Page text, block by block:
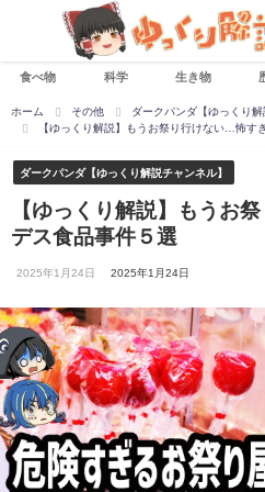
食べ物 科学 生き物
ホーム その他
ダークパンダ【ゆっくり解
【ゆっくり解説】もうお祭り行けない…怖す
ダークパンダ【ゆっくり解説チャンネル】
【ゆっくり解説】もうお
デス食品事件５選
2025年1月24日 2025年1月24日